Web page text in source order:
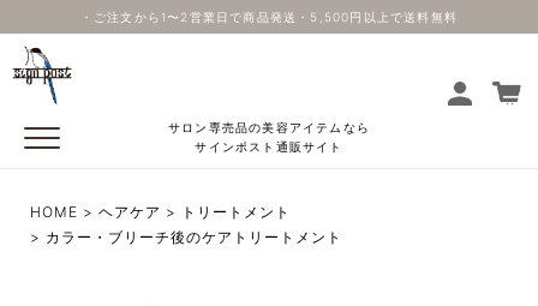
・ご注文から1〜2営業日で商品発送・5,500円以上で送料無料
サロン専売品の美容アイテムなら
サインポスト通販サイト
HOME ヘアケア
トリートメント
カラー・ブリーチ後のケアトリートメント